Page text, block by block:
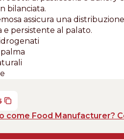
bilanciata.
assicura una
e persistente al palato.
come Food Manufacturer?